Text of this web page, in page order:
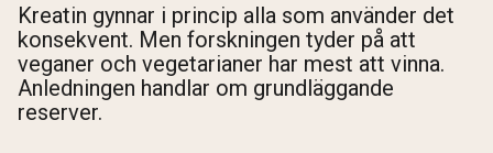
Kreatin gynnar i princip alla som använder det
konsekvent. Men forskningen tyder på att
veganer och vegetarianer har mest att vinna.
Anledningen handlar om grundläggande
reserver.